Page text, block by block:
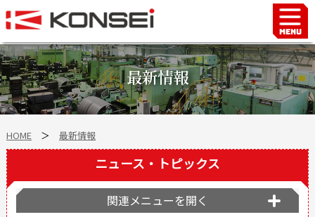
最新情報
HOME＞ 最新情報
ニュース・トピックス
関連メニューを開く
Home
ハンド＆チャックロボット周辺機器
FAシステム
スマートファクトリーLabo
自動車部品
会社沿革
事業所案内